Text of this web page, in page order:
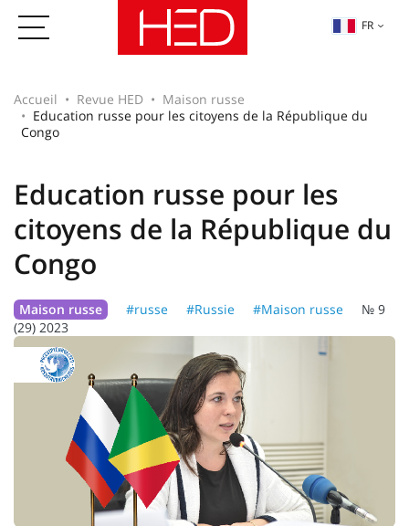
FR
Accueil Revue HED
Maison russe
Education russe pour les citoyens de la République du
Congo
Education russe pour les
citoyens de la République du
Congo
Maison russe #russe #Russie #Maison russe
№ 9
(29) 2023